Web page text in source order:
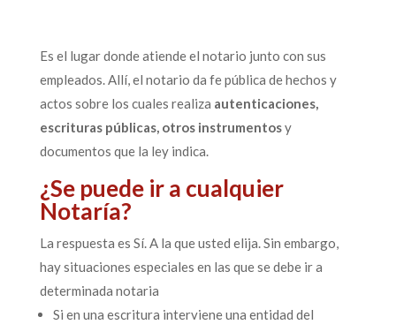
Es el lugar donde atiende el notario junto con sus
empleados. Allí, el notario da fe pública de hechos y
actos sobre los cuales realiza autenticaciones,
escrituras públicas, otros instrumentosy
documentos que la ley indica.
¿Se puede ir a cualquier
Notaría?
La respuesta es Sí. A la que usted elija. Sin embargo,
hay situaciones especiales en las que se debe ir a
determinada notaria
Si en una escritura interviene una entidad del